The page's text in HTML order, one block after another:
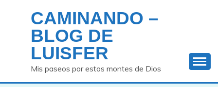
contenido
CAMINANDO –
BLOG DE
LUISFER
Mis paseos por estos montes de Dios